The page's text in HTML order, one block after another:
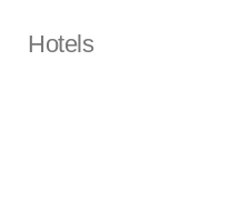
Hotels